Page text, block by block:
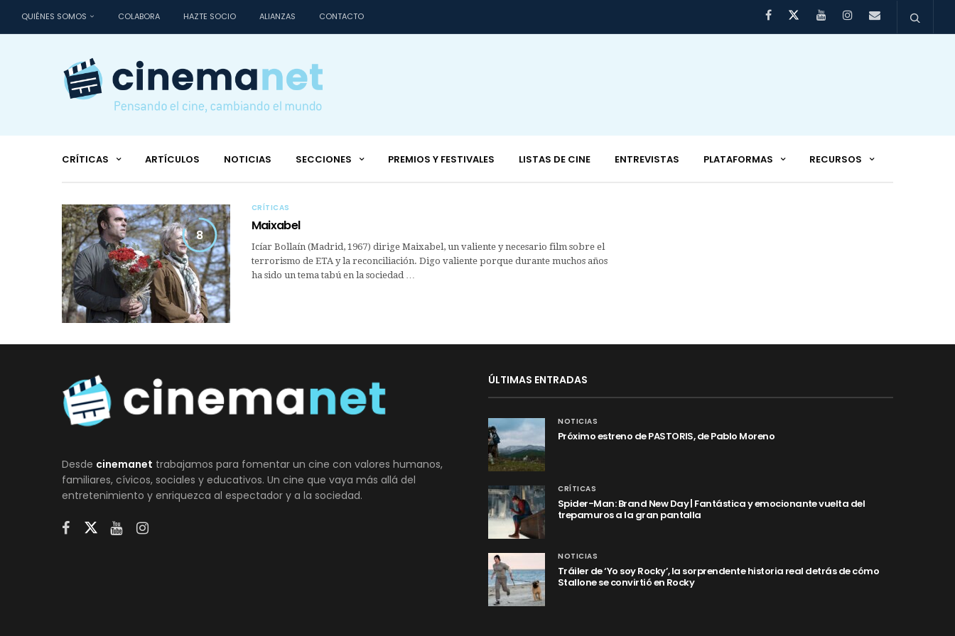
QUIÉNES SOMOS COLABORA HAZTE SOCIO ALIANZAS CONTACTO
CRÍTICAS ARTÍCULOS NOTICIAS SECCIONES PREMIOS Y FESTIVALES LISTAS DE CINE ENTREVISTAS PLATAFORMAS RECURSOS
8
CRÍTICAS
Maixabel
Icíar Bollaín (Madrid, 1967) dirige Maixabel, un valiente y necesario film sobre el
terrorismo de ETA y la reconciliación. Digo valiente porque durante muchos años
ha sido un tema tabú en la sociedad …
Desde cinemanet trabajamos para fomentar un cine con valores humanos,
familiares, cívicos, sociales y educativos. Un cine que vaya más allá del
entretenimiento y enriquezca al espectador y a la sociedad.
ÚLTIMAS ENTRADAS
NOTICIAS
Próximo estreno de PASTORIS, de Pablo Moreno
CRÍTICAS
Spider-Man: Brand New Day | Fantástica y emocionante vuelta del
trepamuros a la gran pantalla
NOTICIAS
Tráiler de ‘Yo soy Rocky’, la sorprendente historia real detrás de cómo
Stallone se convirtió en Rocky